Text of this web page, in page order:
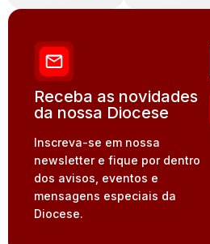
Receba as novidades
da nossa Diocese
Inscreva-se em nossa
newsletter e fique por dentro
dos avisos, eventos e
mensagens especiais da
Diocese.